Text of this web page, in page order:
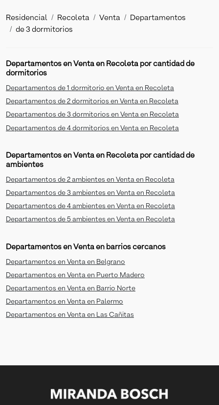
Residencial Recoleta Venta
Departamentos
de 3 dormitorios
Departamentos en Venta en Recoleta por cantidad de
dormitorios
Departamentos de 1 dormitorio en Venta en Recoleta
Departamentos de 2 dormitorios en Venta en Recoleta
Departamentos de 3 dormitorios en Venta en Recoleta
Departamentos de 4 dormitorios en Venta en Recoleta
Departamentos en Venta en Recoleta por cantidad de
ambientes
Departamentos de 2 ambientes en Venta en Recoleta
Departamentos de 3 ambientes en Venta en Recoleta
Departamentos de 4 ambientes en Venta en Recoleta
Departamentos de 5 ambientes en Venta en Recoleta
Departamentos en Venta en barrios cercanos
Departamentos en Venta en Belgrano
Departamentos en Venta en Puerto Madero
Departamentos en Venta en Barrio Norte
Departamentos en Venta en Palermo
Departamentos en Venta en Las Cañitas